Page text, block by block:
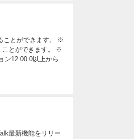
とができます。 ※
ことができます。 ※
ン12.00.0以上からご
最新機能をリリー